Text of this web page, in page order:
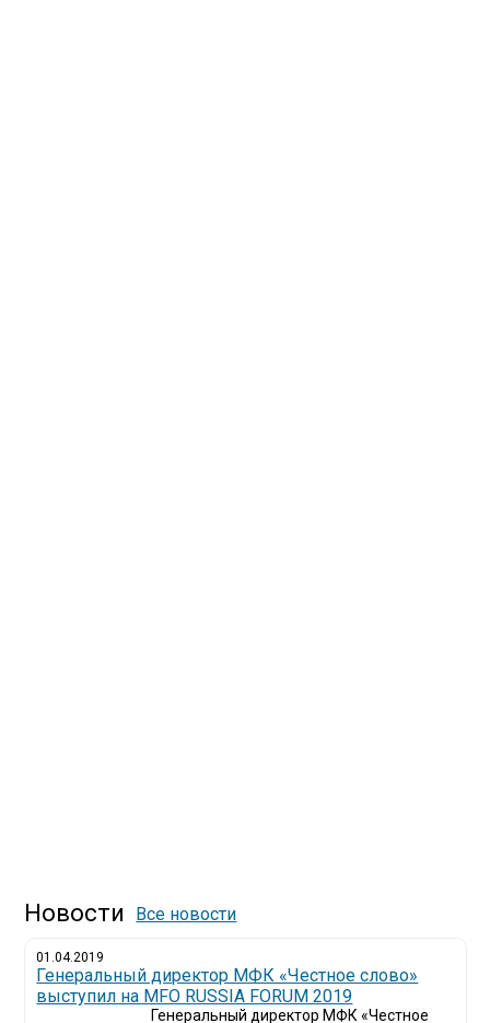
Новости Все новости
01.04.2019
Генеральный директор МФК «Честное слово»
выступил на MFO RUSSIA FORUM 2019
Генеральный директор МФК «Честное